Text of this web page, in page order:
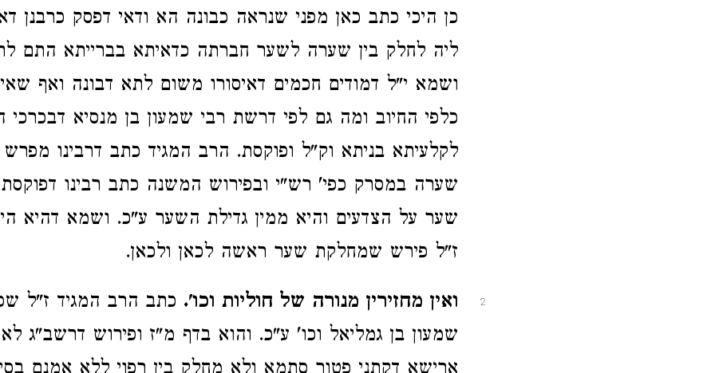
כן היכי כתב כאן מפני שנראה כבונה הא ודאי דפסק כרבנן
ליה לחלק בין שערה לשער חברתה כדאיתא בברייתא התם
ושמא י"ל דמודים חכמים דאיסורו משום לתא דבונה ואף שאין
כלפי החיוב ומה גם לפי דרשת רבי שמעון בן מנסיא דבכרכי
לקלעיתא בניתא וק"ל ופוקסת. הרב המגיד כתב דרבינו
שערה במסרק כפי' רש"י ובפירוש המשנה כתב רבינו
שער על הצדעים והיא ממין גדילת השער ע"כ. ושמא דהיא
ז"ל פירש שמחלקת שער ראשה לכאן ולכאן.
2 ואין מחזירין מנורה של חוליות וכו'. כתב הרב המגיד ז"ל
שמעון בן גמליאל וכו' ע"כ. והוא בדף מ"ז ופירוש דרשב"ג